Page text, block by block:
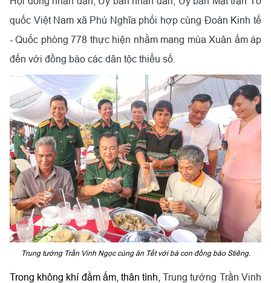
quốc Việt Nam xã Phú Nghĩa phối hợp cùng Đoàn Kinh tế
- Quốc phòng 778 thực hiện nhằm mang mùa Xuân ấm áp
đến với đồng bào các dân tộc thiểu số.
Trung tướng Trần Vinh Ngọc cùng ăn Tết với bà con đồng bào Stiêng.
Trong không khí đầm ấm, thân tình Trung tướng Trần Vinh